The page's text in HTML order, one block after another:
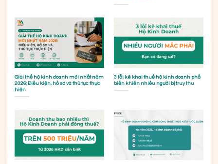
Giải thể hộ kinh doanh mới nhất năm
2026: Điều kiện, hồ sơ và thủ tục thực
hiện
3 lỗi kê khai thuế hộ kinh doanh phổ
biến khiến nhiều người bị truy thu